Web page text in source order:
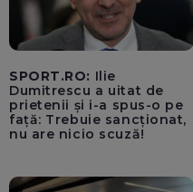
SPORT.RO: Ilie
Dumitrescu a uitat de
prietenii și i-a spus-o pe
față: Trebuie sancționat,
nu are nicio scuză!